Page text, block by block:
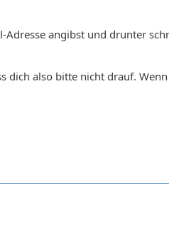
angibst und drunter
dich also bitte nicht drauf.